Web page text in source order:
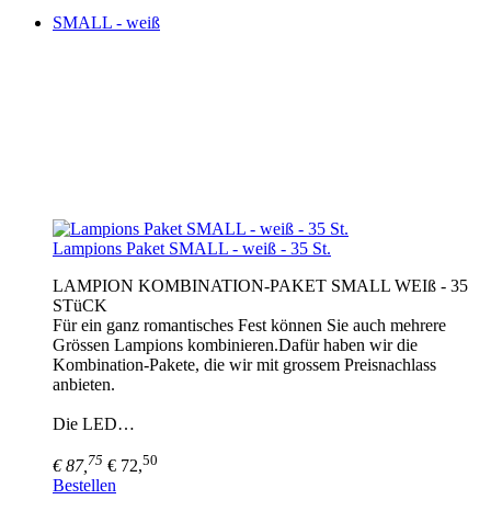
SMALL - weiß
Lampions Paket SMALL - weiß - 35 St.
LAMPION KOMBINATION-PAKET SMALL WEIß - 35
STüCK
Für ein ganz romantisches Fest können Sie auch mehrere
Grössen Lampions kombinieren.Dafür haben wir die
Kombination-Pakete, die wir mit grossem Preisnachlass
anbieten.
Die LED…
€ 87, 75 € 72,50
Bestellen